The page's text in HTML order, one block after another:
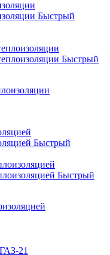
Быстрый
Быстрый
Быстрый
Быстрый